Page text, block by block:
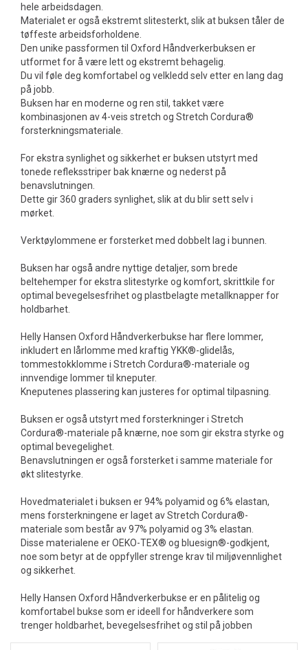
hele arbeidsdagen.
Materialet er også ekstremt slitesterkt, slik at buksen tåler de
tøffeste arbeidsforholdene.
Den unike passformen til Oxford Håndverkerbuksen er
utformet for å være lett og ekstremt behagelig.
Du vil føle deg komfortabel og velkledd selv etter en lang dag
på jobb.
Buksen har en moderne og ren stil, takket være
kombinasjonen av 4-veis stretch og Stretch Cordura®
forsterkningsmateriale.
For ekstra synlighet og sikkerhet er buksen utstyrt med
tonede refleksstriper bak knærne og nederst på
benavslutningen.
Dette gir 360 graders synlighet, slik at du blir sett selv i
mørket.
Verktøylommene er forsterket med dobbelt lag i bunnen.
Buksen har også andre nyttige detaljer, som brede
beltehemper for ekstra slitestyrke og komfort, skrittkile for
optimal bevegelsesfrihet og plastbelagte metallknapper for
holdbarhet.
Helly Hansen Oxford Håndverkerbukse har flere lommer,
inkludert en lårlomme med kraftig YKK®-glidelås,
tommestokklomme i Stretch Cordura®-materiale og
innvendige lommer til kneputer.
Kneputenes plassering kan justeres for optimal tilpasning.
Buksen er også utstyrt med forsterkninger i Stretch
Cordura®-materiale på knærne, noe som gir ekstra styrke og
optimal bevegelighet.
Benavslutningen er også forsterket i samme materiale for
økt slitestyrke.
Hovedmaterialet i buksen er 94% polyamid og 6% elastan,
mens forsterkningene er laget av Stretch Cordura®-
materiale som består av 97% polyamid og 3% elastan.
Disse materialene er OEKO-TEX® og bluesign®-godkjent,
noe som betyr at de oppfyller strenge krav til miljøvennlighet
og sikkerhet.
Helly Hansen Oxford Håndverkerbukse er en pålitelig og
komfortabel bukse som er ideell for håndverkere som
trenger holdbarhet, bevegelsesfrihet og stil på jobben